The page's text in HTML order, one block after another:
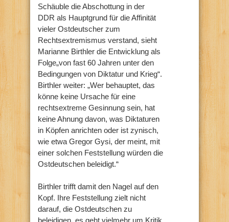
Schäuble die Abschottung in der
DDR als Hauptgrund für die Affinität
vieler Ostdeutscher zum
Rechtsextremismus verstand, sieht
Marianne Birthler die Entwicklung als
Folge„von fast 60 Jahren unter den
Bedingungen von Diktatur und Krieg“.
Birthler weiter: „Wer behauptet, das
könne keine Ursache für eine
rechtsextreme Gesinnung sein, hat
keine Ahnung davon, was Diktaturen
in Köpfen anrichten oder ist zynisch,
wie etwa Gregor Gysi, der meint, mit
einer solchen Feststellung würden die
Ostdeutschen beleidigt.“
Birthler trifft damit den Nagel auf den
Kopf. Ihre Feststellung zielt nicht
darauf, die Ostdeutschen zu
beleidigen, es geht vielmehr um Kritik